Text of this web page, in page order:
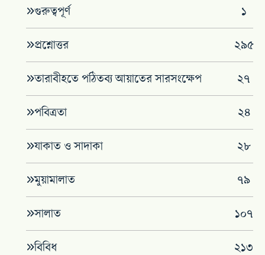
গুরুত্বপূর্ণ ১
প্রশ্নোত্তর ২৯৫
তারাবীহতে পঠিতব্য আয়াতের সারসংক্ষেপ ২৭
পবিত্রতা ২৪
যাকাত ও সাদাকা ২৮
মুয়ামালাত ৭৯
সালাত ১০৭
বিবিধ ২১৩